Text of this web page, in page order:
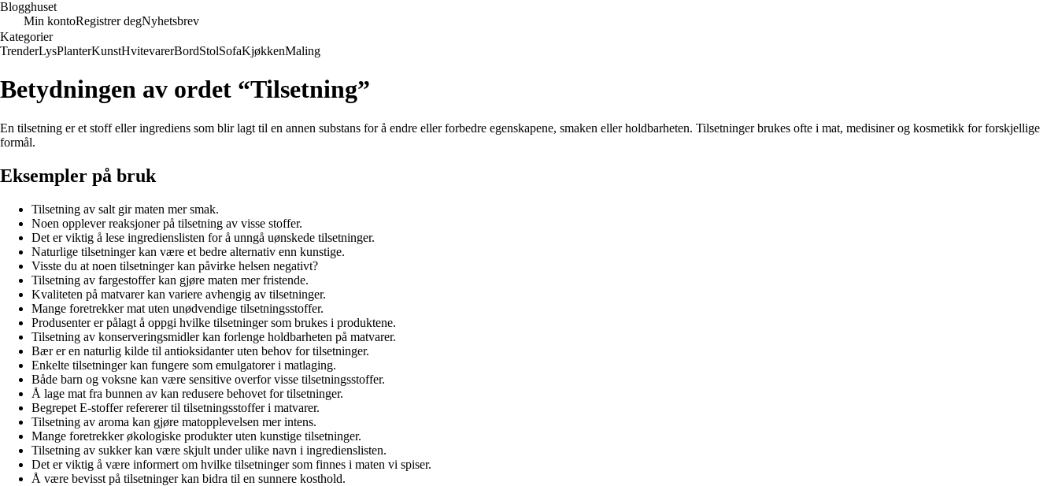
Blogghuset
Min kontoRegistrer degNyhetsbrev
Kategorier
TrenderLysPlanterKunstHvitevarerBordStolSofaKjøkkenMaling
Betydningen av ordet “Tilsetning”
En tilsetning er et stoff eller ingrediens som blir lagt til en annen substans for å endre eller forbedre egenskapene, smaken eller holdbarheten. Tilsetninger brukes ofte i mat, medisiner og kosmetikk for forskjellige
formål.
Eksempler på bruk
Tilsetning av salt gir maten mer smak.
Noen opplever reaksjoner på tilsetning av visse stoffer.
Det er viktig å lese ingredienslisten for å unngå uønskede tilsetninger.
Naturlige tilsetninger kan være et bedre alternativ enn kunstige.
Visste du at noen tilsetninger kan påvirke helsen negativt?
Tilsetning av fargestoffer kan gjøre maten mer fristende.
Kvaliteten på matvarer kan variere avhengig av tilsetninger.
Mange foretrekker mat uten unødvendige tilsetningsstoffer.
Produsenter er pålagt å oppgi hvilke tilsetninger som brukes i produktene.
Tilsetning av konserveringsmidler kan forlenge holdbarheten på matvarer.
Bær er en naturlig kilde til antioksidanter uten behov for tilsetninger.
Enkelte tilsetninger kan fungere som emulgatorer i matlaging.
Både barn og voksne kan være sensitive overfor visse tilsetningsstoffer.
Å lage mat fra bunnen av kan redusere behovet for tilsetninger.
Begrepet E-stoffer refererer til tilsetningsstoffer i matvarer.
Tilsetning av aroma kan gjøre matopplevelsen mer intens.
Mange foretrekker økologiske produkter uten kunstige tilsetninger.
Tilsetning av sukker kan være skjult under ulike navn i ingredienslisten.
Det er viktig å være informert om hvilke tilsetninger som finnes i maten vi spiser.
Å være bevisst på tilsetninger kan bidra til en sunnere kosthold.